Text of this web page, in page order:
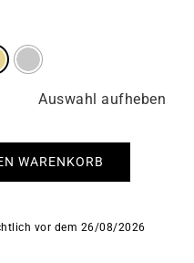
Auswahl aufheben
WARENKORB
vor dem 26/08/2026